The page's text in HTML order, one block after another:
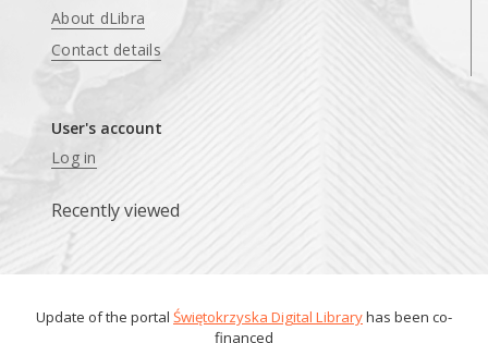
About dLibra
Contact details
User's account
Log in
Recently viewed
Update of the portal Świętokrzyska Digital Libraryhas been co-
financed